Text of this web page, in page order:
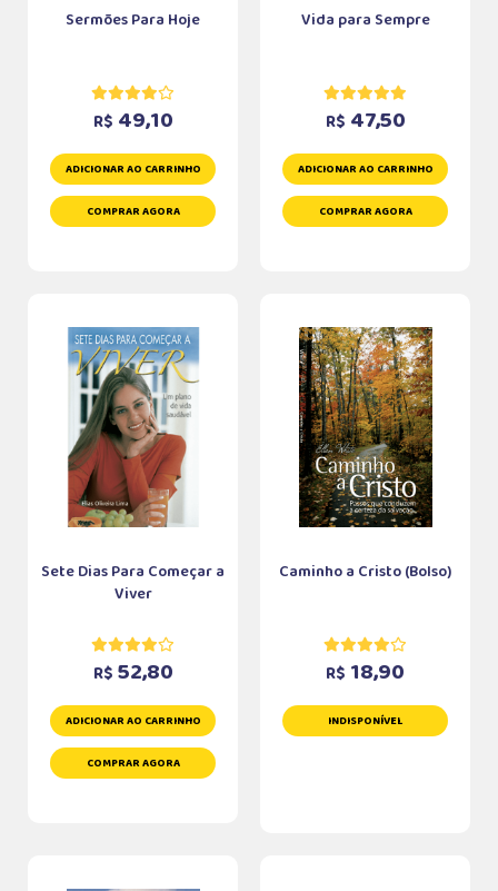
Sermões Para Hoje
R$ 49,10
ADICIONAR AO CARRINHO
COMPRAR AGORA
Vida para Sempre
R$ 47,50
ADICIONAR AO CARRINHO
COMPRAR AGORA
Sete Dias Para Começar a
Viver
R$ 52,80
ADICIONAR AO CARRINHO
COMPRAR AGORA
Caminho a Cristo (Bolso)
R$ 18,90
INDISPONÍVEL